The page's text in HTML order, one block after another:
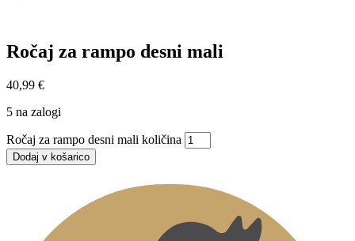
Ročaj za rampo desni mali
40,99 €
5 na zalogi
Ročaj za rampo desni mali količina
Dodaj v košarico